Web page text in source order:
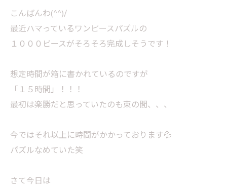
こんばんわ(^^)/
最近ハマっているワンピースパズルの
１０００ピースがそろそろ完成しそうです！
想定時間が箱に書かれているのですが
「１５時間」！！！
最初は楽勝だと思っていたのも束の間、、、
今ではそれ以上に時間がかかっております💦
パズルなめていた笑
さて今日は